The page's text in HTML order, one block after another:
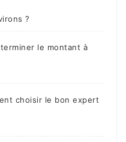
?
le montant à
choisir le bon expert